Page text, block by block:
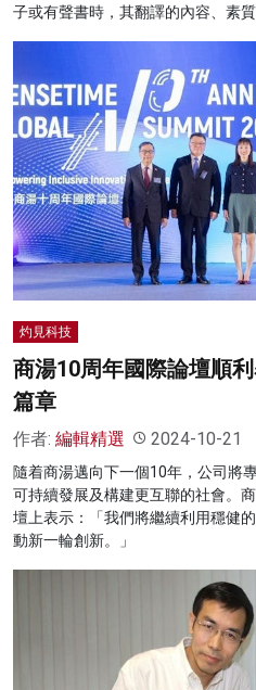
子或有聲書時，其翻譯的內容、素質
灼見科技
商湯10周年國際論壇順
篇章
作者: 編輯精選 2024-10-21
隨着商湯邁向下一個10年，公司將
可持續發展及構建更互聯的社會。
壇上表示：「我們將繼續利用穩健
動新一輪創新。」